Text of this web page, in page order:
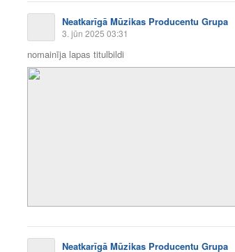
Neatkarīgā Mūzikas Producentu Grupa
3. jūn 2025 03:31
nomainīja lapas titulbildi
Neatkarīgā Mūzikas Producentu Grupa